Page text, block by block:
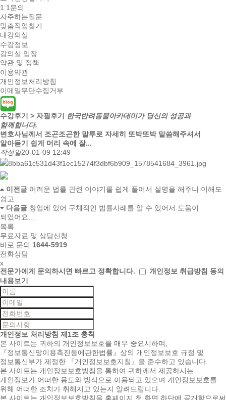
1:1문의
자주하는질문
맞춤직업찾기
내강의실
수강정보
강의실 입장
약관 및 정책
이용약관
개인정보처리방침
이메일무단수집거부
수강후기 > 자필후기 한국반려동물아카데미가 당신의 성공과
함께합니다.
변호사님께서 조곤조곤한 말투로 자세히 또박또박 말씀해주셔서
알아듣기 쉽게 머리 속에 잘...
작성일20-01-09 12:49
이전글 어려운 법률 관련 이야기를 쉽게 풀어서 설명을 해주니 이해도
쉽고...
다음글 창업에 있어 구체적인 법률사례를 알 수 있어서 도움이
되었어요...
목록
무료자료 및 상담신청
바로 문의 1644-5919
전화상담
x
전문가에게 문의하시면 빠르고 정확합니다.
개인정보 취급방침 동의
내용보기
개인정보 처리방침 제1조 총칙
본 사이트는 귀하의 개인정보보호를 매우 중요시하며,
『정보통신망이용촉진등에관한법률』상의 개인정보보호 규정 및
정보통신부가 제정한 『개인정보보호지침』을 준수하고 있습니다.
본 사이트는 개인정보보호방침을 통하여 귀하께서 제공하시는
개인정보가 어떠한 용도와 방식으로 이용되고 있으며 개인정보보호를
위해 어떠한 조치가 취해지고 있는지 알려드립니다.
본 사이트는 개인정보보호방침을 홈페이지 첫 화면 하단에 공개함으로써